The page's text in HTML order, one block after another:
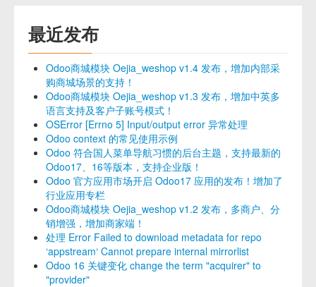
最近发布
Odoo商城模块 Oejia_weshop v1.4 发布，增加内部采
购商城场景的支持！
Odoo商城模块 Oejia_weshop v1.3 发布，增加中英多
语言支持及客户子账号模式！
OSError [Errno 5] Input/output error 异常处理
Odoo context 的常见使用示例
Odoo 符合国人菜单导航习惯的后台主题，支持最新的
Odoo17、16等版本，支持企业版！
Odoo 官方应用市场开启 Odoo17 应用的发布！增加了
行业应用专栏
Odoo商城模块 Oejia_weshop v1.2 发布，多商户、分
销增强，增加商家端！
处理 Error Failed to download metadata for repo
‘appstream‘ Cannot prepare internal mirrorlist
Odoo 16 关键变化 change the term "acquirer" to
"provider"